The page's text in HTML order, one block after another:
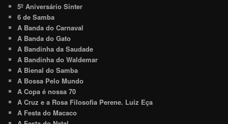
5º Aniversário Sinter
6 de Samba
A Banda do Carnaval
A Banda do Gato
A Bandinha da Saudade
A Bandinha do Waldemar
A Bienal do Samba
A Bossa Pelo Mundo
A Copa é nossa 70
A Cruz e a Rosa Filosofia Perene. Luiz Eça
A Festa do Macaco